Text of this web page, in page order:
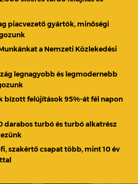
piacvezető gyártók, minőségi
a Nemzeti Közlekedési
legnagyobb és legmodernebb
bízott felújítások 95%-át fél napon
darabos turbó és turbó alkatrész
szakértő csapat több, mint 10 év